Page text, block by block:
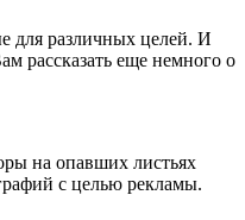
для различных целей. И
рассказать еще немного о
на опавших листьях
с целью рекламы.